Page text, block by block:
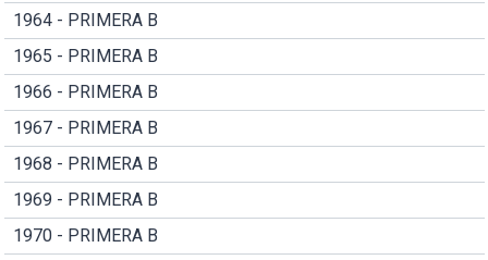
1964 - PRIMERA B
1965 - PRIMERA B
1966 - PRIMERA B
1967 - PRIMERA B
1968 - PRIMERA B
1969 - PRIMERA B
1970 - PRIMERA B